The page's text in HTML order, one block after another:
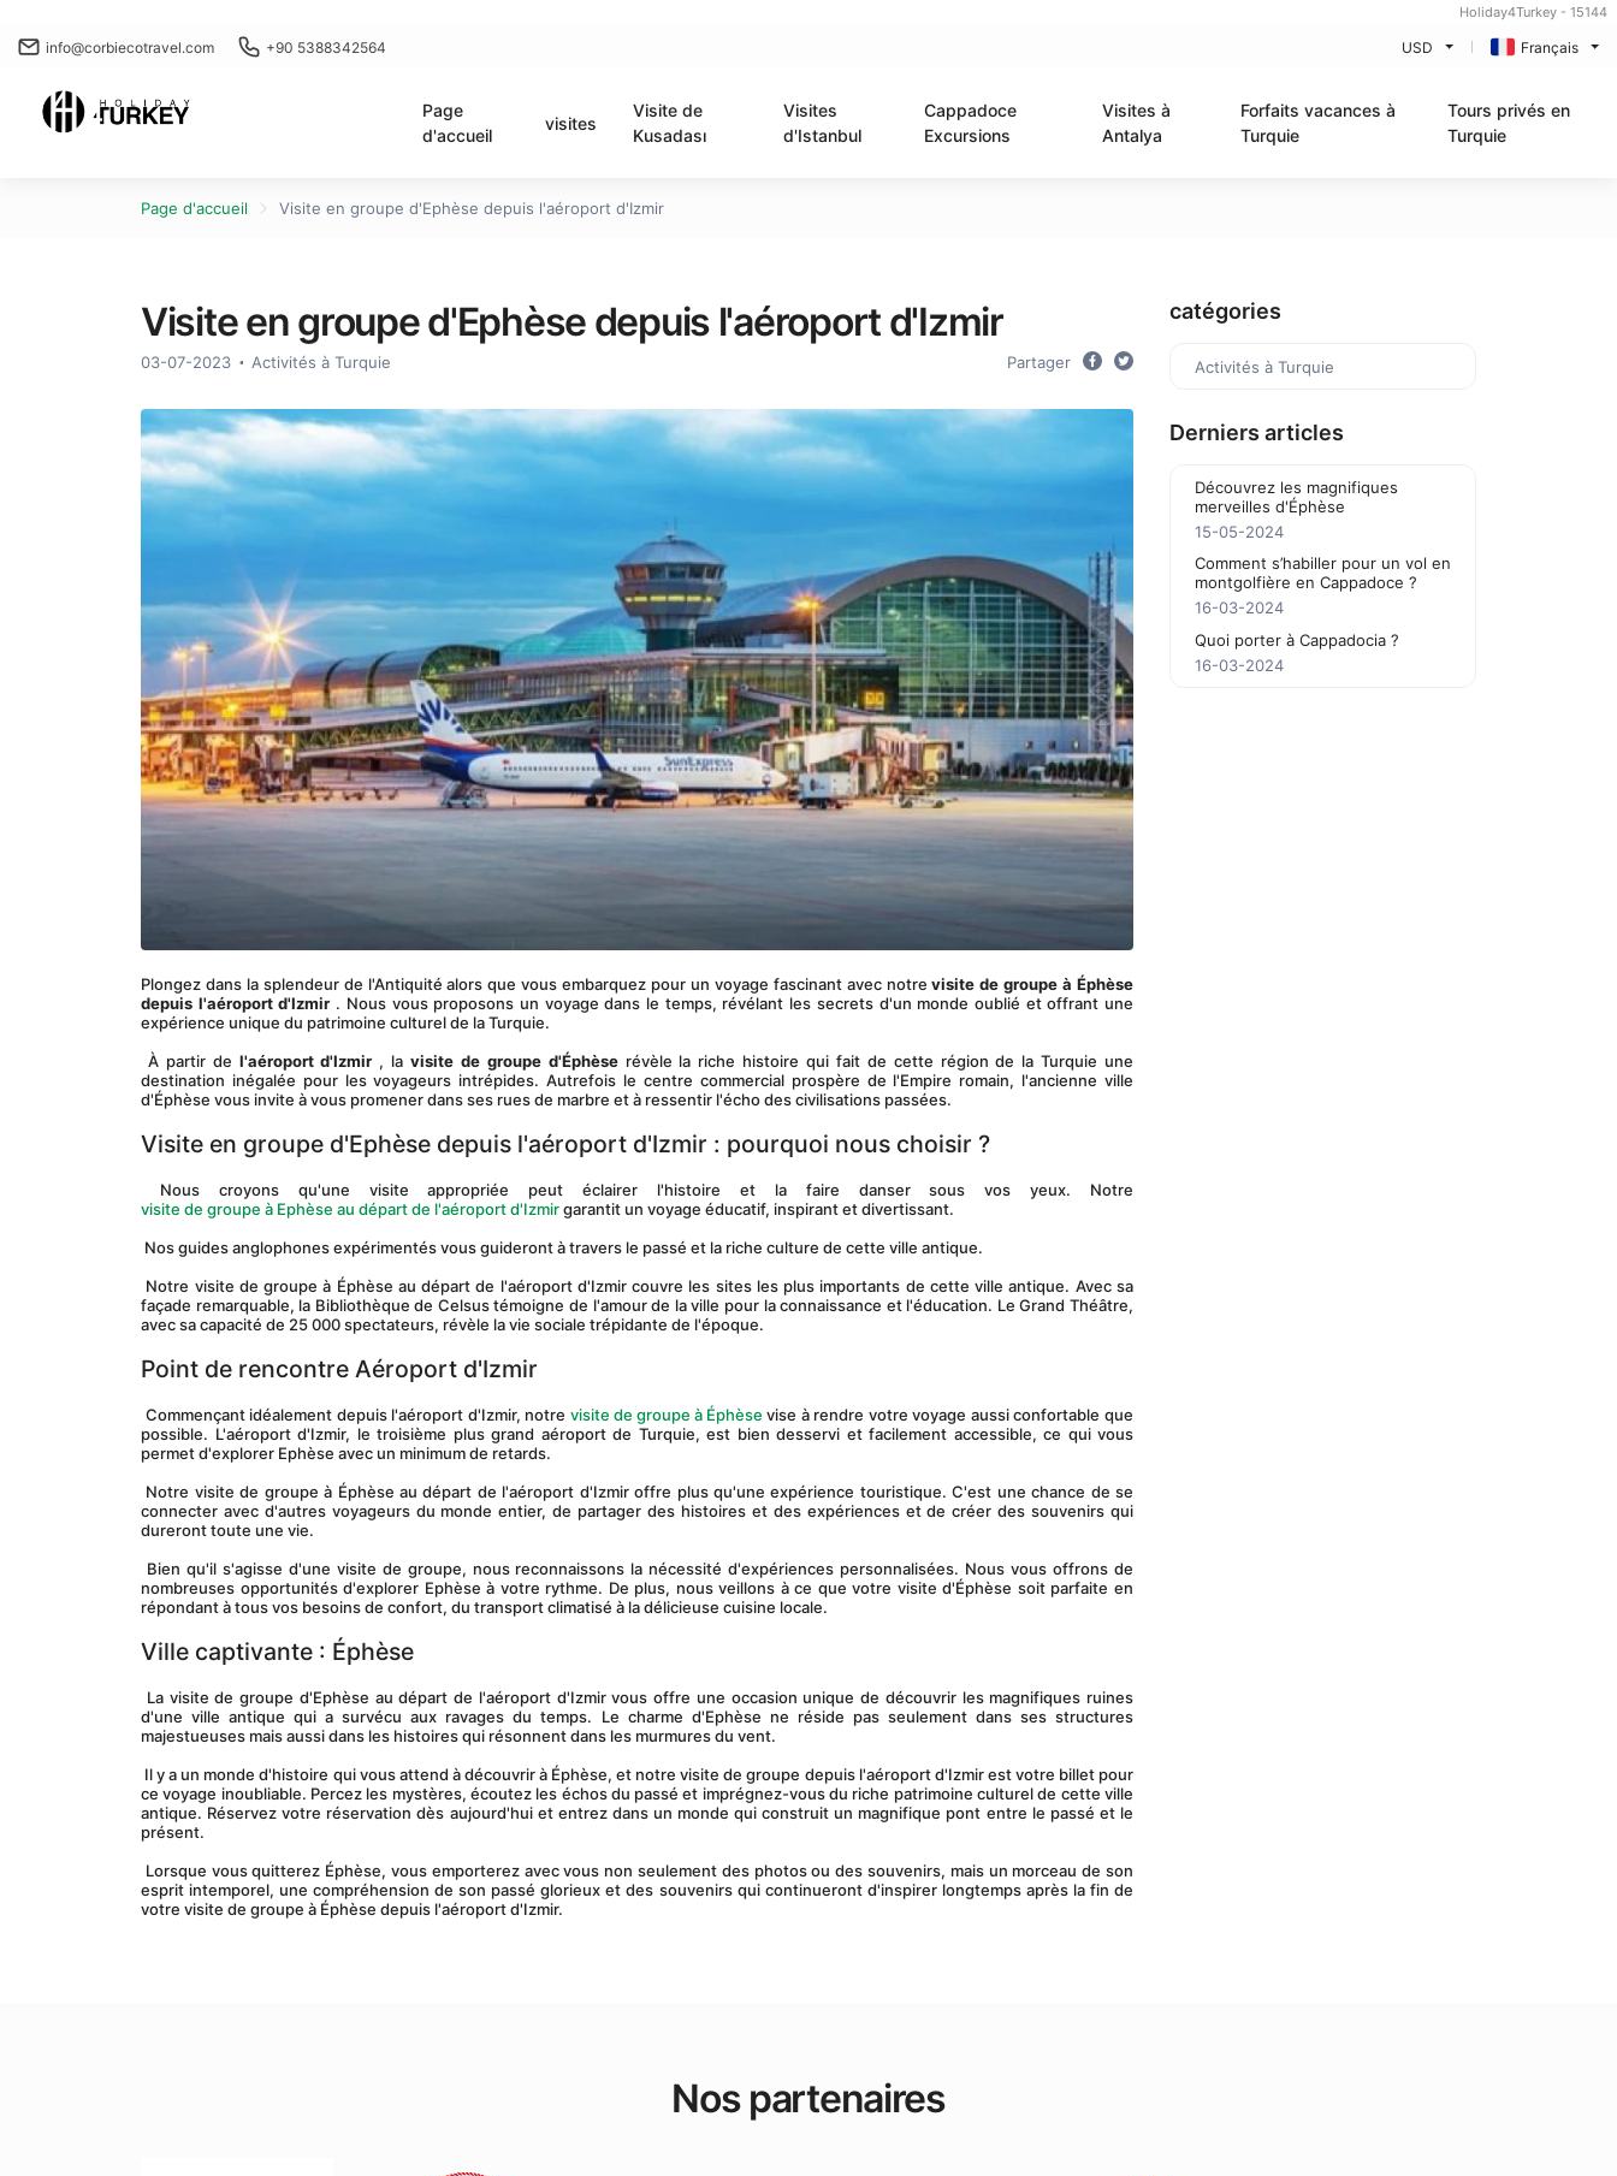
Holiday4Turkey - 15144
info@corbiecotravel.com +90 5388342564 USD Français
Page
d'accueil
visites
Visite de
Kusadası
Visites
d'Istanbul
Cappadoce
Excursions
Visites à
Antalya
Forfaits vacances à
Turquie
Tours privés en
Turquie
Page d'accueil Visite en groupe d'Ephèse depuis l'aéroport d'Izmir
Visite en groupe d'Ephèse depuis l'aéroport d'Izmir
03-07-2023 Activités à Turquie Partager
Plongez dans la splendeur de l'Antiquité alors que vous embarquez pour un voyage fascinant avec notre visite de groupe à Éphèse
depuis l'aéroport d'Izmir . Nous vous proposons un voyage dans le temps, révélant les secrets d'un monde oublié et offrant une
expérience unique du patrimoine culturel de la Turquie.
À partir de l'aéroport d'Izmir , la visite de groupe d'Éphèse révèle la riche histoire qui fait de cette région de la Turquie une
destination inégalée pour les voyageurs intrépides. Autrefois le centre commercial prospère de l'Empire romain, l'ancienne ville
d'Éphèse vous invite à vous promener dans ses rues de marbre et à ressentir l'écho des civilisations passées.
Visite en groupe d'Ephèse depuis l'aéroport d'Izmir : pourquoi nous choisir ?
Nous croyons qu'une visite appropriée peut éclairer l'histoire et la faire danser sous vos yeux. Notre
visite de groupe à Ephèse au départ de l'aéroport d'Izmir garantit un voyage éducatif, inspirant et divertissant.
Nos guides anglophones expérimentés vous guideront à travers le passé et la riche culture de cette ville antique.
façade remarquable, la Bibliothèque de Celsus témoigne de l'amour de la ville pour la connaissance et l'éducation. Le Grand Théâtre,
avec sa capacité de 25 000 spectateurs, révèle la vie sociale trépidante de l'époque.
Point de rencontre Aéroport d'Izmir
Commençant idéalement depuis l'aéroport d'Izmir, notre visite de groupe à Éphèse vise à rendre votre voyage aussi confortable que
possible. L'aéroport d'Izmir, le troisième plus grand aéroport de Turquie, est bien desservi et facilement accessible, ce qui vous
permet d'explorer Ephèse avec un minimum de retards.
connecter avec d'autres voyageurs du monde entier, de partager des histoires et des expériences et de créer des souvenirs qui
dureront toute une vie.
nombreuses opportunités d'explorer Ephèse à votre rythme. De plus, nous veillons à ce que votre visite d'Éphèse soit parfaite en
répondant à tous vos besoins de confort, du transport climatisé à la délicieuse cuisine locale.
Ville captivante : Éphèse
d'une ville antique qui a survécu aux ravages du temps. Le charme d'Ephèse ne réside pas seulement dans ses structures
majestueuses mais aussi dans les histoires qui résonnent dans les murmures du vent.
ce voyage inoubliable. Percez les mystères, écoutez les échos du passé et imprégnez-vous du riche patrimoine culturel de cette ville
antique. Réservez votre réservation dès aujourd'hui et entrez dans un monde qui construit un magnifique pont entre le passé et le
présent.
esprit intemporel, une compréhension de son passé glorieux et des souvenirs qui continueront d'inspirer longtemps après la fin de
votre visite de groupe à Éphèse depuis l'aéroport d'Izmir.
catégories
Activités à Turquie
Derniers articles
Découvrez les magnifiques
merveilles d'Éphèse
15-05-2024
Comment s’habiller pour un vol en
montgolfière en Cappadoce ?
16-03-2024
Quoi porter à Cappadocia ?
16-03-2024
Nos partenaires